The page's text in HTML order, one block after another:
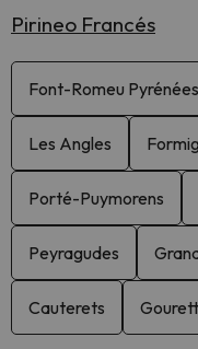
Pirineo Francés
Font-Romeu
Les Angles
Porté-Puymorens
Peyragudes
Cauterets